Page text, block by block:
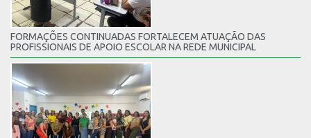
FORMAÇÕES CONTINUADAS FORTALECEM ATUAÇÃO DAS
PROFISSIONAIS DE APOIO ESCOLAR NA REDE MUNICIPAL